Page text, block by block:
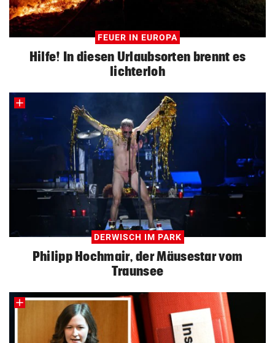
FEUER IN EUROPA
Hilfe! In diesen Urlaubsorten brennt es
lichterloh
DERWISCH IM PARK
Philipp Hochmair, der Mäusestar vom
Traunsee